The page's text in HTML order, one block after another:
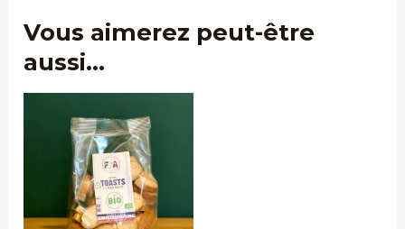
Vous aimerez peut-être
aussi…